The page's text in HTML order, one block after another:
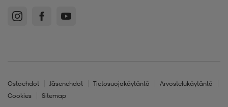
Ostoehdot Jäsenehdot Tietosuojakäytäntö
Arvostelukäytäntö
Cookies
Sitemap